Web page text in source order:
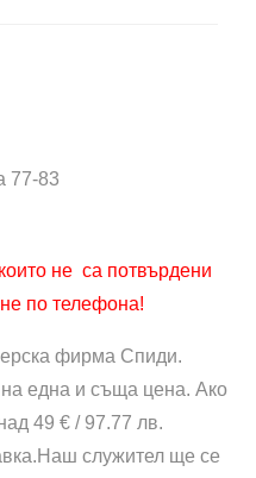
77-83
не са потвърдени
по телефона!
фирма Спиди.
една и съща цена. Ако
49 € / 97.77 лв.
служител ще се